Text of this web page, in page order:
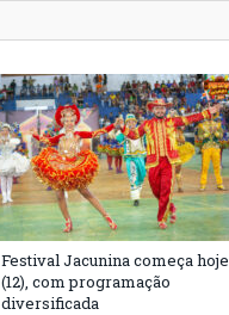
Festival Jacunina começa hoje
(12), com programação
diversificada